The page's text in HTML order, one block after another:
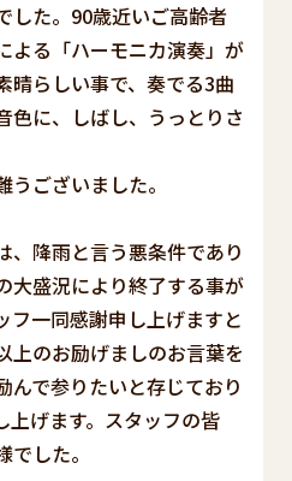
した。90歳近いご高齢者
よる「ハーモニカ演奏」が
晴らしい事で、奏でる3曲
色に、しばし、うっとりさ
ございました。
降雨と言う悪条件であり
大盛況により終了する事が
フ一同感謝申し上げますと
上のお励げましのお言葉を
んで参りたいと存じており
上げます。スタッフの皆
した。